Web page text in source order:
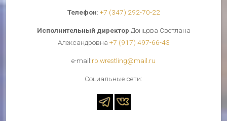
Телефон: +7 (347) 292-70-22
Исполнительный директор Донцова Светлана
Александровна +7 (917) 497-66-43
е-mail:rb.wrestling@mail.ru
Cоциальные сети: